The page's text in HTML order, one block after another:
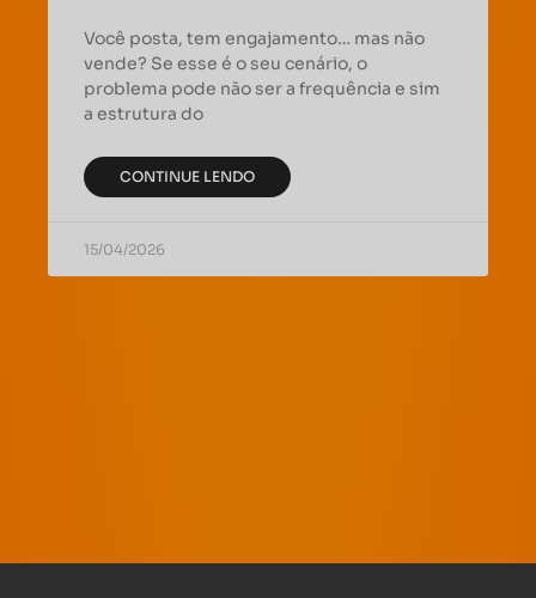
Você posta, tem engajamento… mas não
vende? Se esse é o seu cenário, o
problema pode não ser a frequência e sim
a estrutura do
CONTINUE LENDO
15/04/2026